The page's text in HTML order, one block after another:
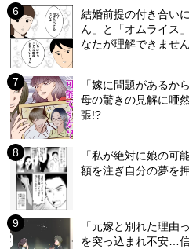
結婚前提の付き合い
ん」と「オムライス
なたが理解できません
「嫁に問題があるか
母の驚きの見解に唖
張!?
「私が絶対に娘の
額を注ぎ自分の夢を
「元嫁と別れた理由
を突っ込まれ不安…